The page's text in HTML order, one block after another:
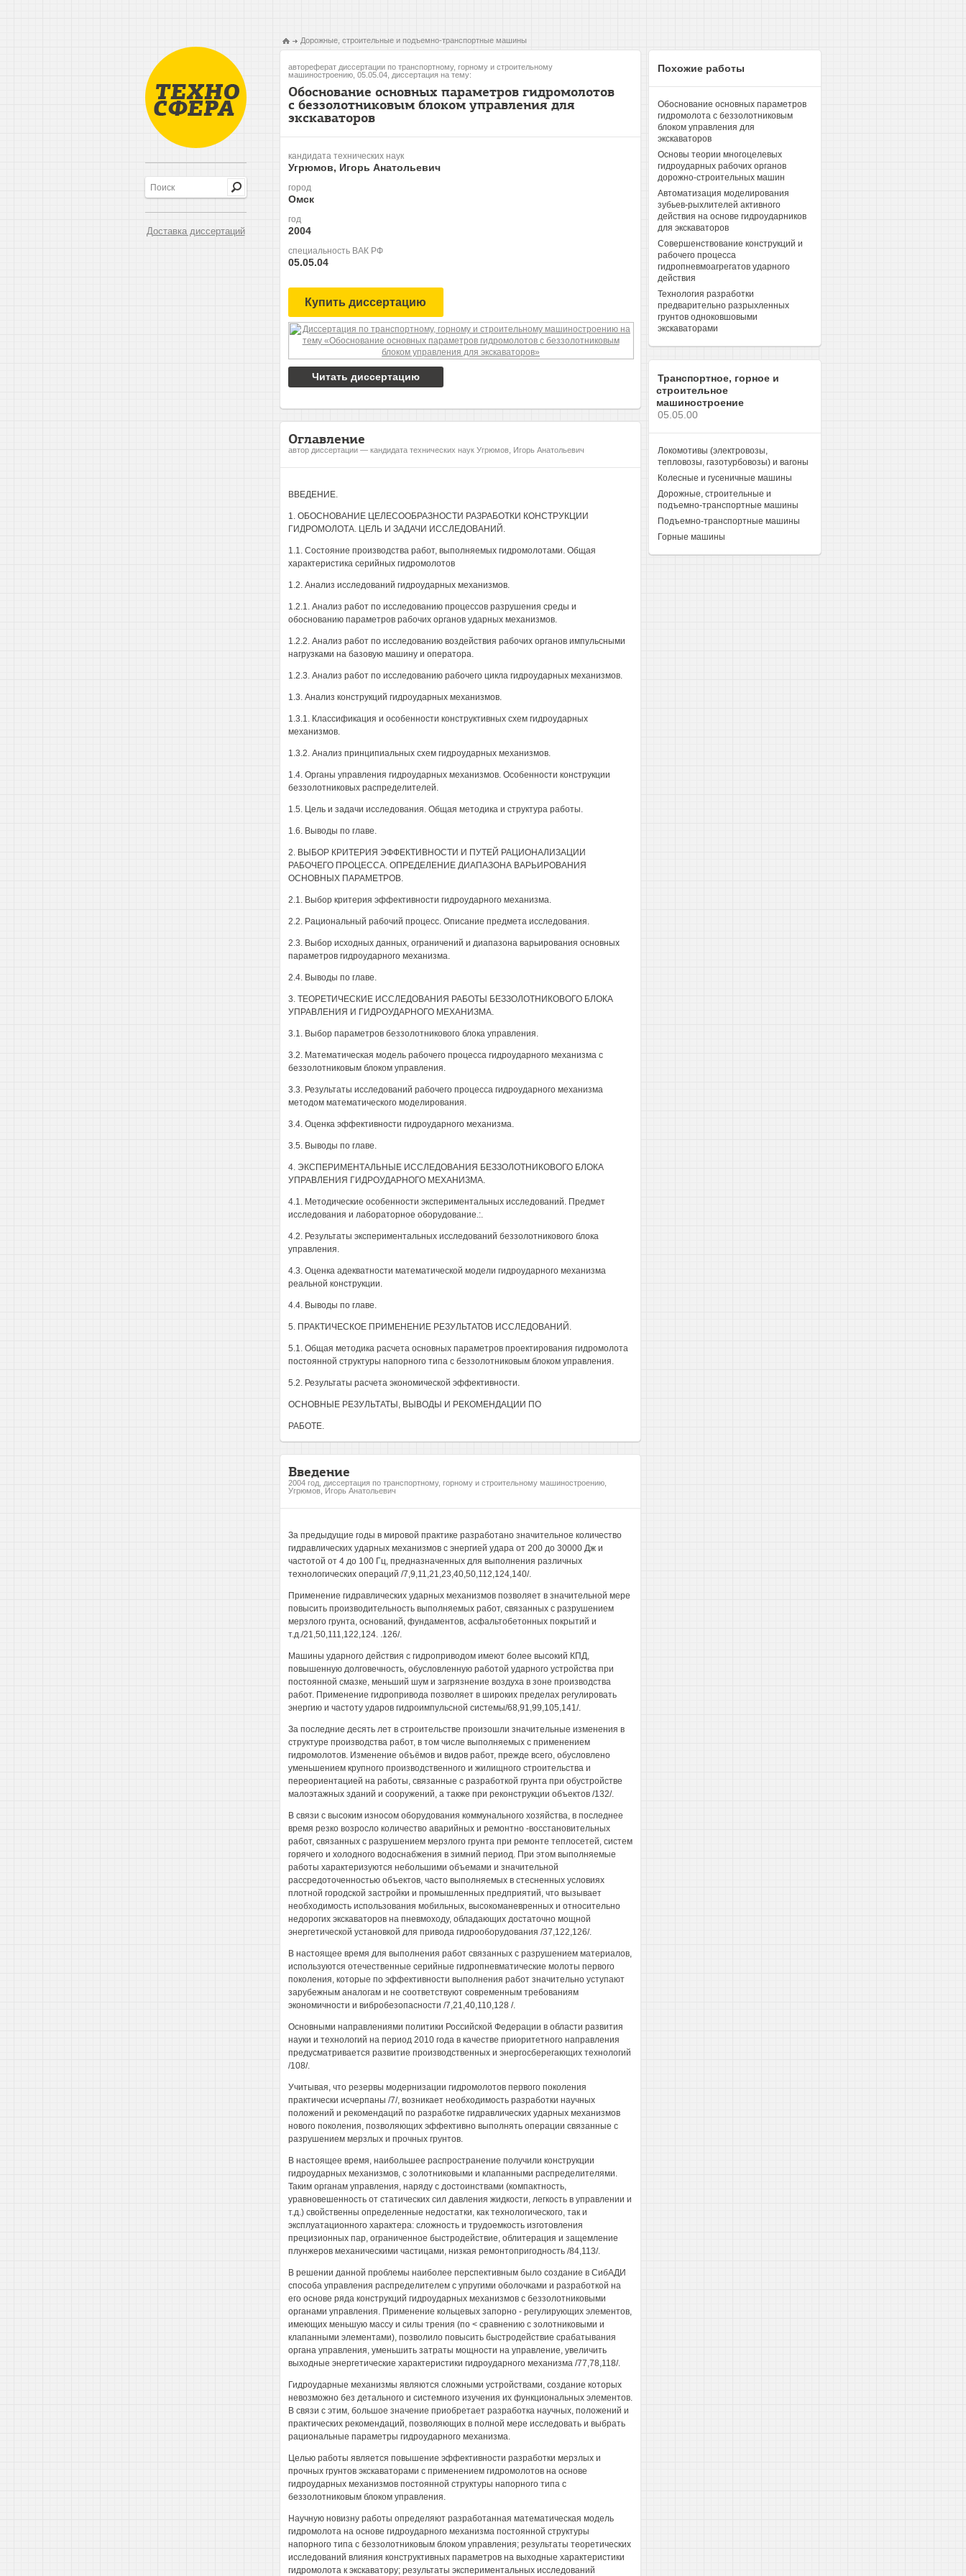
Доставка диссертаций
Дорожные, строительные и подъемно-транспортные машины
автореферат диссертации по транспортному, горному и строительному
машиностроению, 05.05.04, диссертация на тему:
Обоснование основных параметров гидромолотов
с беззолотниковым блоком управления для
экскаваторов
кандидата технических наук
Угрюмов, Игорь Анатольевич
город
Омск
год
2004
специальность ВАК РФ
05.05.04
Купить диссертацию
Читать диссертацию
Оглавление
автор диссертации — кандидата технических наук Угрюмов, Игорь Анатольевич
ВВЕДЕНИЕ.
1. ОБОСНОВАНИЕ ЦЕЛЕСООБРАЗНОСТИ РАЗРАБОТКИ КОНСТРУКЦИИ
ГИДРОМОЛОТА. ЦЕЛЬ И ЗАДАЧИ ИССЛЕДОВАНИЙ.
1.1. Состояние производства работ, выполняемых гидромолотами. Общая
характеристика серийных гидромолотов
1.2. Анализ исследований гидроударных механизмов.
1.2.1. Анализ работ по исследованию процессов разрушения среды и
обоснованию параметров рабочих органов ударных механизмов.
1.2.2. Анализ работ по исследованию воздействия рабочих органов импульсными
нагрузками на базовую машину и оператора.
1.2.3. Анализ работ по исследованию рабочего цикла гидроударных механизмов.
1.3. Анализ конструкций гидроударных механизмов.
1.3.1. Классификация и особенности конструктивных схем гидроударных
механизмов.
1.3.2. Анализ принципиальных схем гидроударных механизмов.
1.4. Органы управления гидроударных механизмов. Особенности конструкции
беззолотниковых распределителей.
1.5. Цель и задачи исследования. Общая методика и структура работы.
1.6. Выводы по главе.
2. ВЫБОР КРИТЕРИЯ ЭФФЕКТИВНОСТИ И ПУТЕЙ РАЦИОНАЛИЗАЦИИ
РАБОЧЕГО ПРОЦЕССА. ОПРЕДЕЛЕНИЕ ДИАПАЗОНА ВАРЬИРОВАНИЯ
ОСНОВНЫХ ПАРАМЕТРОВ.
2.1. Выбор критерия эффективности гидроударного механизма.
2.2. Рациональный рабочий процесс. Описание предмета исследования.
2.3. Выбор исходных данных, ограничений и диапазона варьирования основных
параметров гидроударного механизма.
2.4. Выводы по главе.
3. ТЕОРЕТИЧЕСКИЕ ИССЛЕДОВАНИЯ РАБОТЫ БЕЗЗОЛОТНИКОВОГО БЛОКА
УПРАВЛЕНИЯ И ГИДРОУДАРНОГО МЕХАНИЗМА.
3.1. Выбор параметров беззолотникового блока управления.
3.2. Математическая модель рабочего процесса гидроударного механизма с
беззолотниковым блоком управления.
3.3. Результаты исследований рабочего процесса гидроударного механизма
методом математического моделирования.
3.4. Оценка эффективности гидроударного механизма.
3.5. Выводы по главе.
4. ЭКСПЕРИМЕНТАЛЬНЫЕ ИССЛЕДОВАНИЯ БЕЗЗОЛОТНИКОВОГО БЛОКА
УПРАВЛЕНИЯ ГИДРОУДАРНОГО МЕХАНИЗМА.
4.1. Методические особенности экспериментальных исследований. Предмет
исследования и лабораторное оборудование.:.
4.2. Результаты экспериментальных исследований беззолотникового блока
управления.
4.3. Оценка адекватности математической модели гидроударного механизма
реальной конструкции.
4.4. Выводы по главе.
5. ПРАКТИЧЕСКОЕ ПРИМЕНЕНИЕ РЕЗУЛЬТАТОВ ИССЛЕДОВАНИЙ.
5.1. Общая методика расчета основных параметров проектирования гидромолота
постоянной структуры напорного типа с беззолотниковым блоком управления.
5.2. Результаты расчета экономической эффективности.
ОСНОВНЫЕ РЕЗУЛЬТАТЫ, ВЫВОДЫ И РЕКОМЕНДАЦИИ ПО
РАБОТЕ.
Введение
2004 год, диссертация по транспортному, горному и строительному машиностроению,
Угрюмов, Игорь Анатольевич
За предыдущие годы в мировой практике разработано значительное количество
гидравлических ударных механизмов с энергией удара от 200 до 30000 Дж и
частотой от 4 до 100 Гц, предназначенных для выполнения различных
технологических операций /7,9,11,21,23,40,50,112,124,140/.
Применение гидравлических ударных механизмов позволяет в значительной мере
повысить производительность выполняемых работ, связанных с разрушением
мерзлого грунта, оснований, фундаментов, асфальтобетонных покрытий и
т.д./21,50,111,122,124. .126/.
Машины ударного действия с гидроприводом имеют более высокий КПД,
повышенную долговечность, обусловленную работой ударного устройства при
постоянной смазке, меньший шум и загрязнение воздуха в зоне производства
работ. Применение гидропривода позволяет в широких пределах регулировать
энергию и частоту ударов гидроимпульсной системы/68,91,99,105,141/.
За последние десять лет в строительстве произошли значительные изменения в
структуре производства работ, в том числе выполняемых с применением
гидромолотов. Изменение объёмов и видов работ, прежде всего, обусловлено
уменьшением крупного производственного и жилищного строительства и
переориентацией на работы, связанные с разработкой грунта при обустройстве
малоэтажных зданий и сооружений, а также при реконструкции объектов /132/.
В связи с высоким износом оборудования коммунального хозяйства, в последнее
время резко возросло количество аварийных и ремонтно -восстановительных
работ, связанных с разрушением мерзлого грунта при ремонте теплосетей, систем
горячего и холодного водоснабжения в зимний период. При этом выполняемые
работы характеризуются небольшими объемами и значительной
рассредоточенностью объектов, часто выполняемых в стесненных условиях
плотной городской застройки и промышленных предприятий, что вызывает
необходимость использования мобильных, высокоманевренных и относительно
недорогих экскаваторов на пневмоходу, обладающих достаточно мощной
энергетической установкой для привода гидрооборудования /37,122,126/.
В настоящее время для выполнения работ связанных с разрушением материалов,
используются отечественные серийные гидропневматические молоты первого
поколения, которые по эффективности выполнения работ значительно уступают
зарубежным аналогам и не соответствуют современным требованиям
экономичности и вибробезопасности /7,21,40,110,128 /.
Основными направлениями политики Российской Федерации в области развития
науки и технологий на период 2010 года в качестве приоритетного направления
предусматривается развитие производственных и энергосберегающих технологий
/108/.
Учитывая, что резервы модернизации гидромолотов первого поколения
практически исчерпаны /7/, возникает необходимость разработки научных
положений и рекомендаций по разработке гидравлических ударных механизмов
нового поколения, позволяющих эффективно выполнять операции связанные с
разрушением мерзлых и прочных грунтов.
В настоящее время, наибольшее распространение получили конструкции
гидроударных механизмов, с золотниковыми и клапанными распределителями.
Таким органам управления, наряду с достоинствами (компактность,
уравновешенность от статических сил давления жидкости, легкость в управлении и
т.д.) свойственны определенные недостатки, как технологического, так и
эксплуатационного характера: сложность и трудоемкость изготовления
прецизионных пар, ограниченное быстродействие, облитерация и защемление
плунжеров механическими частицами, низкая ремонтопригодность /84,113/.
В решении данной проблемы наиболее перспективным было создание в СибАДИ
способа управления распределителем с упругими оболочками и разработкой на
его основе ряда конструкций гидроударных механизмов с беззолотниковыми
органами управления. Применение кольцевых запорно - регулирующих элементов,
имеющих меньшую массу и силы трения (по < сравнению с золотниковыми и
клапанными элементами), позволило повысить быстродействие срабатывания
органа управления, уменьшить затраты мощности на управление, увеличить
выходные энергетические характеристики гидроударного механизма /77,78,118/.
Гидроударные механизмы являются сложными устройствами, создание которых
невозможно без детального и системного изучения их функциональных элементов.
В связи с этим, большое значение приобретает разработка научных, положений и
практических рекомендаций, позволяющих в полной мере исследовать и выбрать
рациональные параметры гидроударного механизма.
Целью работы является повышение эффективности разработки мерзлых и
прочных грунтов экскаваторами с применением гидромолотов на основе
гидроударных механизмов постоянной структуры напорного типа с
беззолотниковым блоком управления.
Научную новизну работы определяют разработанная математическая модель
гидромолота на основе гидроударного механизма постоянной структуры
напорного типа с беззолотниковым блоком управления; результаты теоретических
исследований влияния конструктивных параметров на выходные характеристики
гидромолота к экскаватору; результаты экспериментальных исследований
Похожие работы
Обоснование основных параметров
гидромолота с беззолотниковым
блоком управления для
экскаваторов
Основы теории многоцелевых
гидроударных рабочих органов
дорожно-строительных машин
Автоматизация моделирования
зубьев-рыхлителей активного
действия на основе гидроударников
для экскаваторов
Совершенствование конструкций и
рабочего процесса
гидропневмоагрегатов ударного
действия
Технология разработки
предварительно разрыхленных
грунтов одноковшовыми
экскаваторами
Транспортное, горное и
строительное
машиностроение
05.05.00
Локомотивы (электровозы,
тепловозы, газотурбовозы) и вагоны
Колесные и гусеничные машины
Дорожные, строительные и
подъемно-транспортные машины
Подъемно-транспортные машины
Горные машины